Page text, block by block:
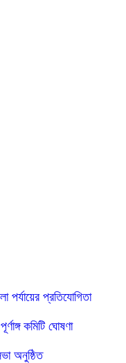
পর্যায়ের প্রতিযোগিতা
কমিটি ঘোষণা
অনুষ্ঠিত